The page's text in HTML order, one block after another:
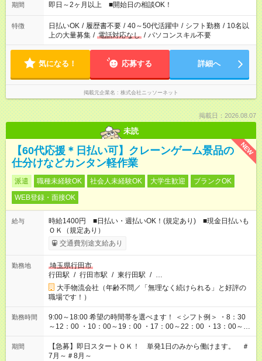
期間 即日～2ヶ月以上 ■開始日の相談OK！
特徴 日払いOK / 履歴書不要 / 40～50代活躍中 / シフト勤務 / 10名以
上の大量募集 / 電話対応なし / パソコンスキル不要
気になる！ 応募する 詳細へ
掲載元企業名 株式会社ニッソーネット
掲載日：2026.08.07
未読
NEW
【60代応援＊日払い可】クレーンゲーム景品の
仕分けなどカンタン軽作業
派遣 職種未経験OK 社会人未経験OK 大学生歓迎
ブランクOK
WEB登録・面接OK
給与
時給1400円 ■日払い・週払いOK！(規定あり) ■現金日払いも
ＯＫ（規定あり）
交通費別途支給あり
勤務地
埼玉県行田市
行田駅 / 行田市駅 / 東行田駅 / …
大手物流会社（年齢不問／「無理なく続けられる」と好評の
職場です！）
勤務時間
9:00～18:00 希望の時間帯を選べます！ ＜シフト例＞ ・8：30
～12：00 ・10：00～19：00 ・17：00～22：00 ・13：00～
22：00 ・22：00～翌6：00 など
期間
【急募】即日スタートＯＫ！ 単発1日のみから働けます。 ＃
7月～＃8月～